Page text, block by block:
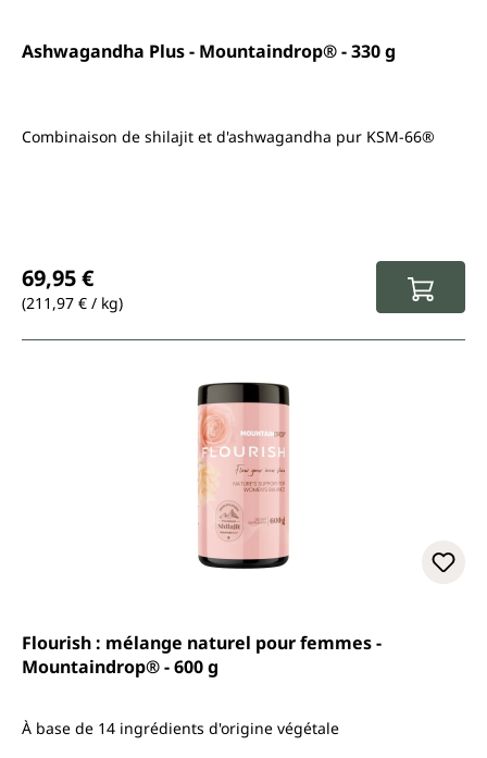
Ashwagandha Plus - Mountaindrop® - 330 g
Combinaison de shilajit et d'ashwagandha pur KSM-66®
69,95 €
(211,97 € / kg)
Flourish : mélange naturel pour femmes -
Mountaindrop® - 600 g
À base de 14 ingrédients d'origine végétale